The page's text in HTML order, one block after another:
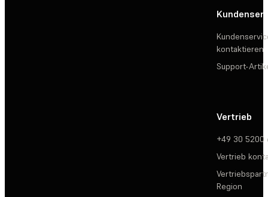
kontaktieren
Support-
Vertrieb
+49 30 5200
Vertrieb
Region